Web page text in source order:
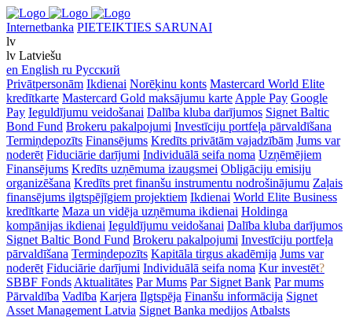
Internetbanka PIETEIKTIES SARUNAI
lv
lv Latviešu
en English ru Русский
Privātpersonām Ikdienai Norēķinu konts Mastercard World Elite
kredītkarte Mastercard Gold maksājumu karte Apple Pay Google
Pay Ieguldījumu veidošanai Dalība kluba darījumos Signet Baltic
Bond Fund Brokeru pakalpojumi Investīciju portfeļa pārvaldīšana
Termiņdepozīts Finansējums Kredīts privātām vajadzībām Jums var
noderēt Fiduciārie darījumi Individuālā seifa noma Uzņēmējiem
Finansējums Kredīts uzņēmuma izaugsmei Obligāciju emisiju
organizēšana Kredīts pret finanšu instrumentu nodrošinājumu Zaļais
finansējums ilgtspējīgiem projektiem Ikdienai World Elite Business
kredītkarte Maza un vidēja uzņēmuma ikdienai Holdinga
kompānijas ikdienai Ieguldījumu veidošanai Dalība kluba darījumos
Signet Baltic Bond Fund Brokeru pakalpojumi Investīciju portfeļa
pārvaldīšana Termiņdepozīts Kapitāla tirgus akadēmija Jums var
noderēt Fiduciārie darījumi Individuālā seifa noma Kur investēt?
SBBF Fonds Aktualitātes Par Mums Par Signet Bank Par mums
Pārvaldība Vadība Karjera Ilgtspēja Finanšu informācija Signet
Asset Management Latvia Signet Banka medijos Atbalsts